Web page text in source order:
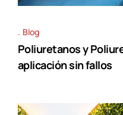
Blog
Poliuretanos y
aplicación sin fallos